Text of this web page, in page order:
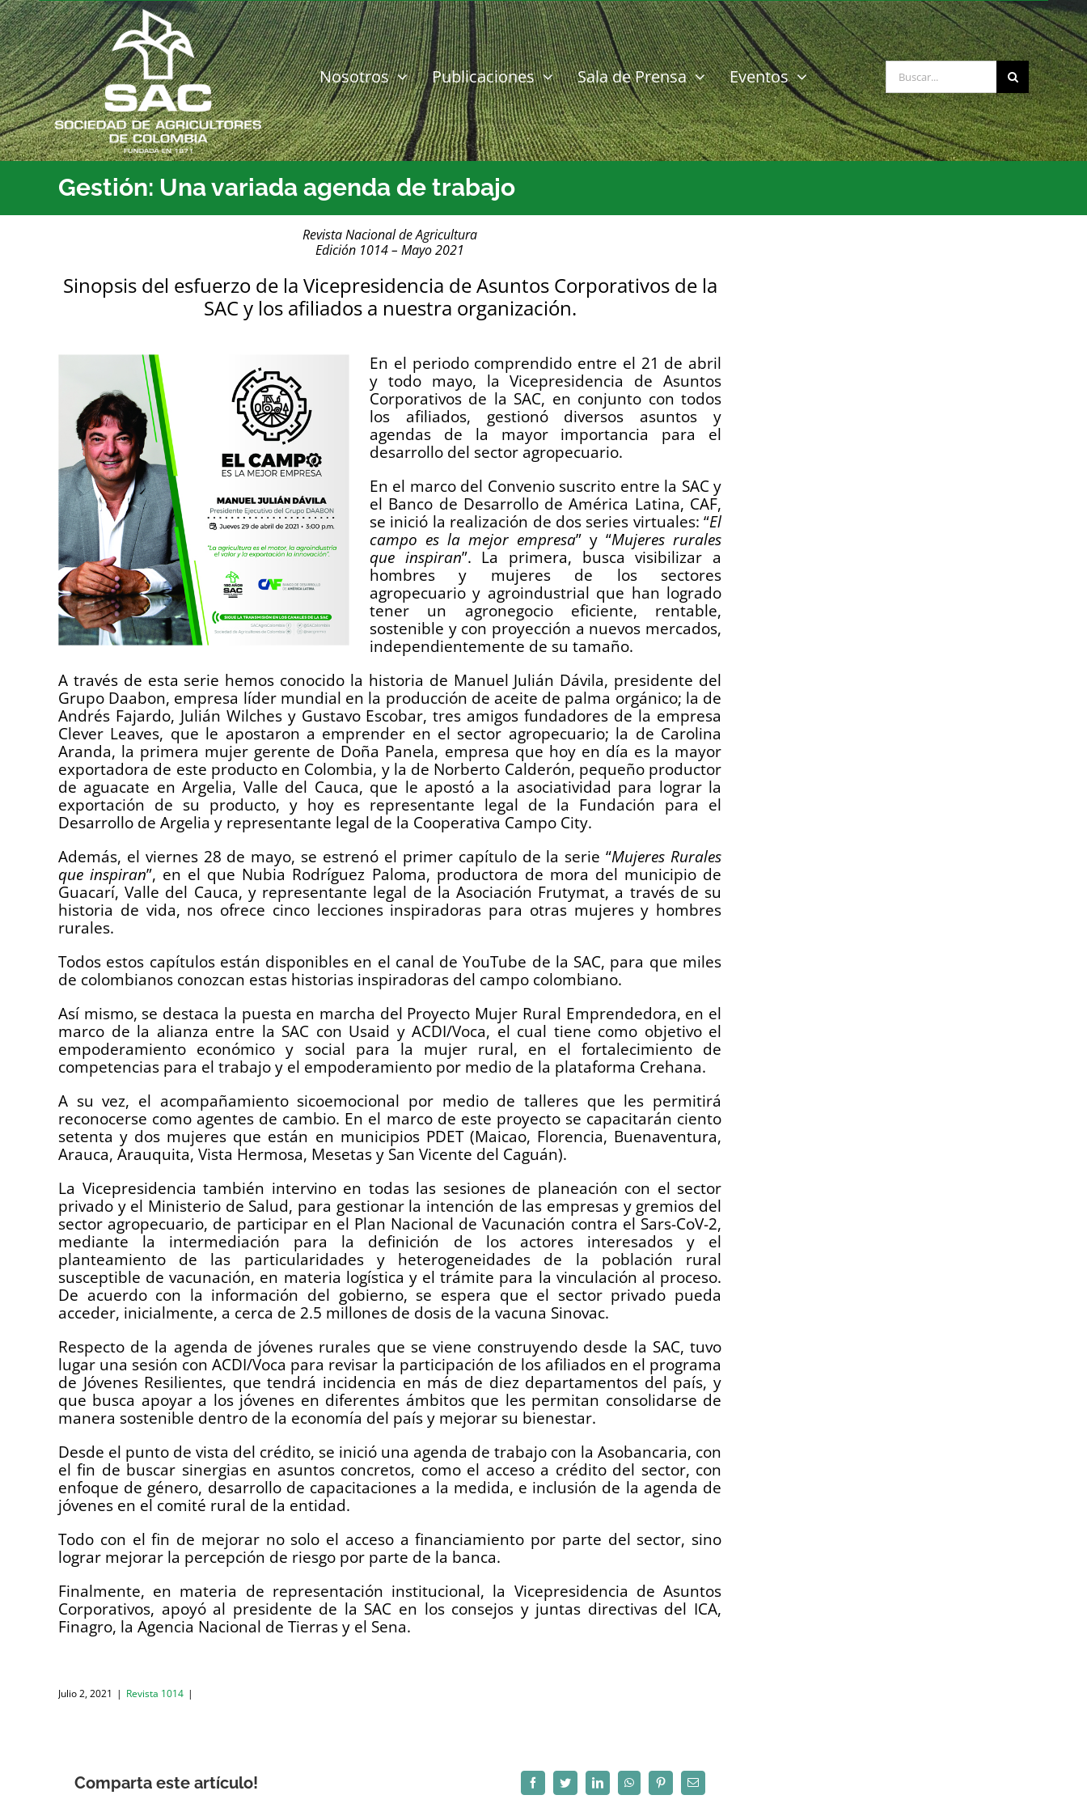
Saltar
al
contenido
Nosotros Publicaciones Sala de Prensa Eventos Buscar:
Gestión: Una variada agenda de trabajo
Revista Nacional de Agricultura
Edición 1014 – Mayo 2021
Sinopsis del esfuerzo de la Vicepresidencia de Asuntos Corporativos de la
SAC y los afiliados a nuestra organización.
En el periodo comprendido entre el 21 de abril
y todo mayo, la Vicepresidencia de Asuntos
Corporativos de la SAC, en conjunto con todos
los afiliados, gestionó diversos asuntos y
agendas de la mayor importancia para el
desarrollo del sector agropecuario.
En el marco del Convenio suscrito entre la SAC y
el Banco de Desarrollo de América Latina, CAF,
se inició la realización de dos series virtuales: “El
campo es la mejor empresa” y “Mujeres rurales
que inspiran”. La primera, busca visibilizar a
hombres y mujeres de los sectores
agropecuario y agroindustrial que han logrado
tener un agronegocio eficiente, rentable,
sostenible y con proyección a nuevos mercados,
independientemente de su tamaño.
A través de esta serie hemos conocido la historia de Manuel Julián Dávila, presidente del
Grupo Daabon, empresa líder mundial en la producción de aceite de palma orgánico; la de
Andrés Fajardo, Julián Wilches y Gustavo Escobar, tres amigos fundadores de la empresa
Clever Leaves, que le apostaron a emprender en el sector agropecuario; la de Carolina
Aranda, la primera mujer gerente de Doña Panela, empresa que hoy en día es la mayor
exportadora de este producto en Colombia, y la de Norberto Calderón, pequeño productor
de aguacate en Argelia, Valle del Cauca, que le apostó a la asociatividad para lograr la
exportación de su producto, y hoy es representante legal de la Fundación para el
Desarrollo de Argelia y representante legal de la Cooperativa Campo City.
Además, el viernes 28 de mayo, se estrenó el primer capítulo de la serie “Mujeres Rurales
que inspiran”, en el que Nubia Rodríguez Paloma, productora de mora del municipio de
Guacarí, Valle del Cauca, y representante legal de la Asociación Frutymat, a través de su
historia de vida, nos ofrece cinco lecciones inspiradoras para otras mujeres y hombres
rurales.
Todos estos capítulos están disponibles en el canal de YouTube de la SAC, para que miles
de colombianos conozcan estas historias inspiradoras del campo colombiano.
Así mismo, se destaca la puesta en marcha del Proyecto Mujer Rural Emprendedora, en el
marco de la alianza entre la SAC con Usaid y ACDI/Voca, el cual tiene como objetivo el
empoderamiento económico y social para la mujer rural, en el fortalecimiento de
competencias para el trabajo y el empoderamiento por medio de la plataforma Crehana.
A su vez, el acompañamiento sicoemocional por medio de talleres que les permitirá
reconocerse como agentes de cambio. En el marco de este proyecto se capacitarán ciento
setenta y dos mujeres que están en municipios PDET (Maicao, Florencia, Buenaventura,
Arauca, Arauquita, Vista Hermosa, Mesetas y San Vicente del Caguán).
La Vicepresidencia también intervino en todas las sesiones de planeación con el sector
privado y el Ministerio de Salud, para gestionar la intención de las empresas y gremios del
sector agropecuario, de participar en el Plan Nacional de Vacunación contra el Sars-CoV-2,
mediante la intermediación para la definición de los actores interesados y el
planteamiento de las particularidades y heterogeneidades de la población rural
susceptible de vacunación, en materia logística y el trámite para la vinculación al proceso.
De acuerdo con la información del gobierno, se espera que el sector privado pueda
acceder, inicialmente, a cerca de 2.5 millones de dosis de la vacuna Sinovac.
Respecto de la agenda de jóvenes rurales que se viene construyendo desde la SAC, tuvo
lugar una sesión con ACDI/Voca para revisar la participación de los afiliados en el programa
de Jóvenes Resilientes, que tendrá incidencia en más de diez departamentos del país, y
que busca apoyar a los jóvenes en diferentes ámbitos que les permitan consolidarse de
manera sostenible dentro de la economía del país y mejorar su bienestar.
Desde el punto de vista del crédito, se inició una agenda de trabajo con la Asobancaria, con
el fin de buscar sinergias en asuntos concretos, como el acceso a crédito del sector, con
enfoque de género, desarrollo de capacitaciones a la medida, e inclusión de la agenda de
jóvenes en el comité rural de la entidad.
Todo con el fin de mejorar no solo el acceso a financiamiento por parte del sector, sino
lograr mejorar la percepción de riesgo por parte de la banca.
Finalmente, en materia de representación institucional, la Vicepresidencia de Asuntos
Corporativos, apoyó al presidente de la SAC en los consejos y juntas directivas del ICA,
Finagro, la Agencia Nacional de Tierras y el Sena.
Julio 2, 2021 | Revista 1014 |
Comparta este artículo! FacebookTwitterLinkedInWhatsAppPinterestCorreo
electrónico